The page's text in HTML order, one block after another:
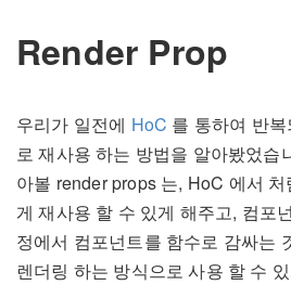
Render Prop
우리가 일전에 HoC 를 통하여 반
로 재사용 하는 방법을 알아봤었습
아볼 render props 는, HoC 에서
게 재사용 할 수 있게 해주고, 컴포
정에서 컴포넌트를 함수로 감싸는
렌더링 하는 방식으로 사용 할 수